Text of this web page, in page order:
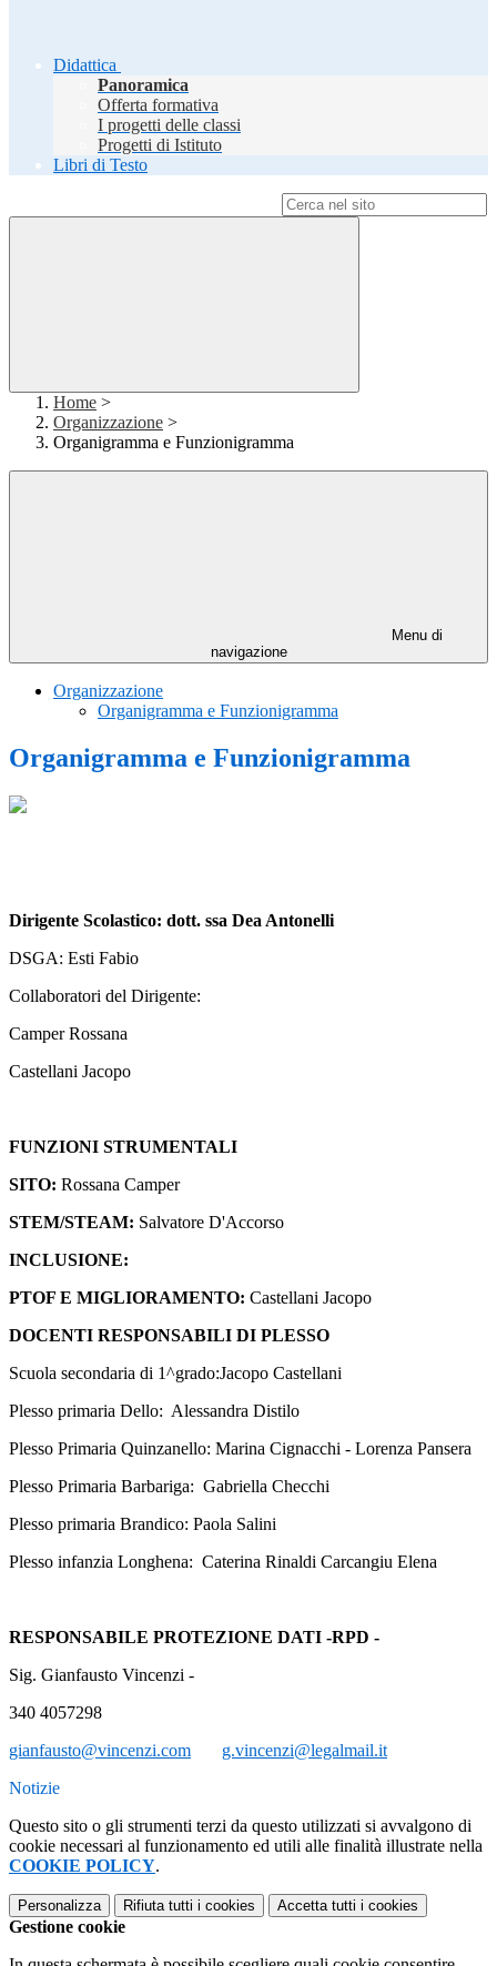
Didattica
Panoramica
Offerta formativa
I progetti delle classi
Progetti di Istituto
Libri di Testo
Home >
Organizzazione >
Organigramma e Funzionigramma
Menu di
navigazione
Organizzazione
Organigramma e Funzionigramma
Organigramma e Funzionigramma
Dirigente Scolastico: dott. ssa Dea Antonelli
DSGA: Esti Fabio
Collaboratori del Dirigente:
Camper Rossana
Castellani Jacopo
FUNZIONI STRUMENTALI
SITO: Rossana Camper
STEM/STEAM: Salvatore D'Accorso
INCLUSIONE:
PTOF E MIGLIORAMENTO: Castellani Jacopo
DOCENTI RESPONSABILI DI PLESSO
Scuola secondaria di 1^grado:Jacopo Castellani
Plesso primaria Dello: Alessandra Distilo
Plesso Primaria Quinzanello: Marina Cignacchi - Lorenza Pansera
Plesso Primaria Barbariga: Gabriella Checchi
Plesso primaria Brandico: Paola Salini
Plesso infanzia Longhena: Caterina Rinaldi Carcangiu Elena
RESPONSABILE PROTEZIONE DATI -RPD -
Sig. Gianfausto Vincenzi -
340 4057298
gianfausto@vincenzi.com
g.vincenzi@legalmail.it
Notizie
Questo sito o gli strumenti terzi da questo utilizzati si avvalgono di
cookie necessari al funzionamento ed utili alle finalità illustrate nella
COOKIE POLICY.
Personalizza Rifiuta tutti i cookies Accetta tutti i cookies
Gestione cookie